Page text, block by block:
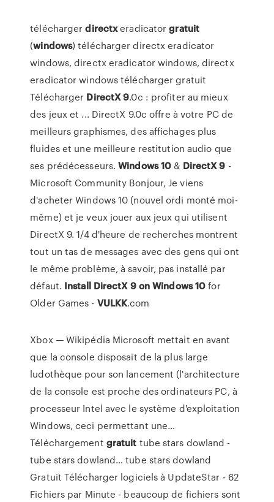
téléchargerdirectxeradicatorgratuit
(windows) télécharger directx eradicator
windows, directx eradicator windows, directx
eradicator windows télécharger gratuit
Télécharger DirectX9.0c : profiter au mieux
des jeux et ... DirectX 9.0c offre à votre PC de
meilleurs graphismes, des affichages plus
fluides et une meilleure restitution audio que
ses prédécesseurs.Windows10 & DirectX9 -
Microsoft Community Bonjour, Je viens
d'acheter Windows 10 (nouvel ordi monté moi-
même) et je veux jouer aux jeux qui utilisent
DirectX 9. 1/4 d'heure de recherches montrent
tout un tas de messages avec des gens qui ont
le même problème, à savoir, pas installé par
défaut. Install DirectX 9 on Windows10for
Older Games - VULKK.com
Xbox — Wikipédia Microsoft mettait en avant
que la console disposait de la plus large
ludothèque pour son lancement (l'architecture
de la console est proche des ordinateurs PC, à
processeur Intel avec le système d'exploitation
Windows, ceci permettant une…
Téléchargement gratuit tube stars dowland -
tube stars dowland… tube stars dowland
Gratuit Télécharger logiciels à UpdateStar - 62
Fichiers par Minute - beaucoup de fichiers sont